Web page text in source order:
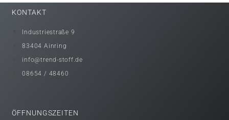
KONTAKT
Industriestraße 9
83404 Ainring
info@trend-stoff.de
08654 / 48460
ÖFFNUNGSZEITEN